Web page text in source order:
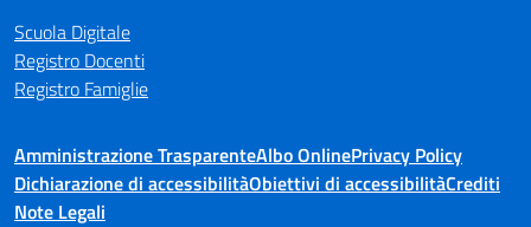
Scuola Digitale
Registro Docenti
Registro Famiglie
Amministrazione TrasparenteAlbo OnlinePrivacy Policy
Dichiarazione di accessibilitàObiettivi di accessibilitàCrediti
Note Legali